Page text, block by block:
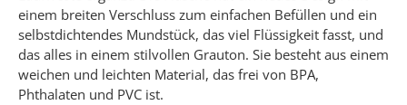
einem breiten Verschluss zum einfachen Befüllen und ein
selbstdichtendes Mundstück, das viel Flüssigkeit fasst, und
das alles in einem stilvollen Grauton. Sie besteht aus einem
weichen und leichten Material, das frei von BPA,
Phthalaten und PVC ist.